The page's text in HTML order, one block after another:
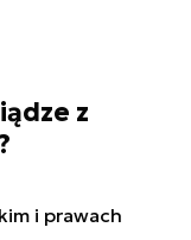
z
i prawach